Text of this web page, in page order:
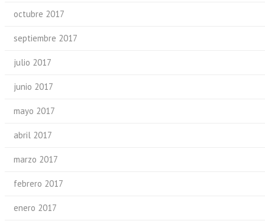
octubre 2017
septiembre 2017
julio 2017
junio 2017
mayo 2017
abril 2017
marzo 2017
febrero 2017
enero 2017